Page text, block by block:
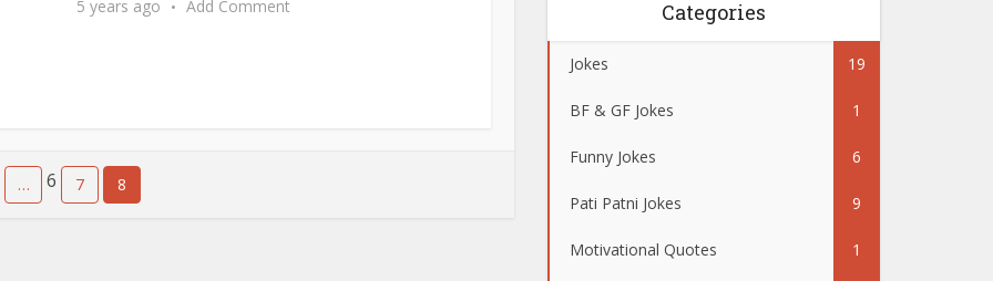
5 years ago Add Comment
… 6 7 8
Categories
Jokes 19
BF & GF Jokes 1
Funny Jokes 6
Pati Patni Jokes 9
Motivational Quotes 1